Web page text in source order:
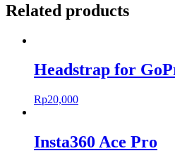
Related products
Headstrap for
Rp20,000
Insta360 Ace Pro